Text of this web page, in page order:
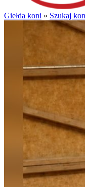
Giełda koni » Szukaj